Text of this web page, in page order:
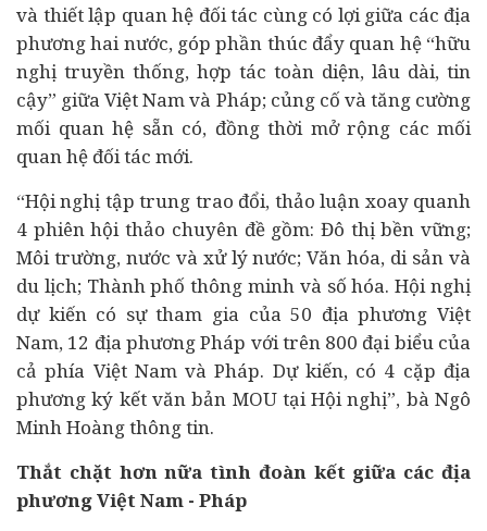
và thiết lập quan hệ đối tác cùng có lợi giữa các địa
phương hai nước, góp phần thúc đẩy quan hệ “hữu
nghị truyền thống, hợp tác toàn diện, lâu dài, tin
cậy” giữa Việt Nam và Pháp; củng cố và tăng cường
mối quan hệ sẵn có, đồng thời mở rộng các mối
quan hệ đối tác mới.
“Hội nghị tập trung trao đổi, thảo luận xoay quanh
4 phiên hội thảo chuyên đề gồm: Đô thị bền vững;
Môi trường, nước và xử lý nước; Văn hóa, di sản và
du lịch; Thành phố thông minh và số hóa. Hội nghị
dự kiến có sự tham gia của 50 địa phương Việt
Nam, 12 địa phương Pháp với trên 800 đại biểu của
cả phía Việt Nam và Pháp. Dự kiến, có 4 cặp địa
phương ký kết văn bản MOU tại Hội nghị”, bà Ngô
Minh Hoàng thông tin.
Thắt chặt hơn nữa tình đoàn kết giữa các địa
phươngViệt Nam - Pháp